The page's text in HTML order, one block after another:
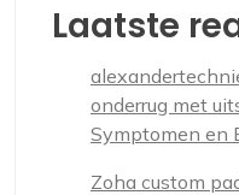
Laatste
onderrug met
Symptomen en
Zoha custom